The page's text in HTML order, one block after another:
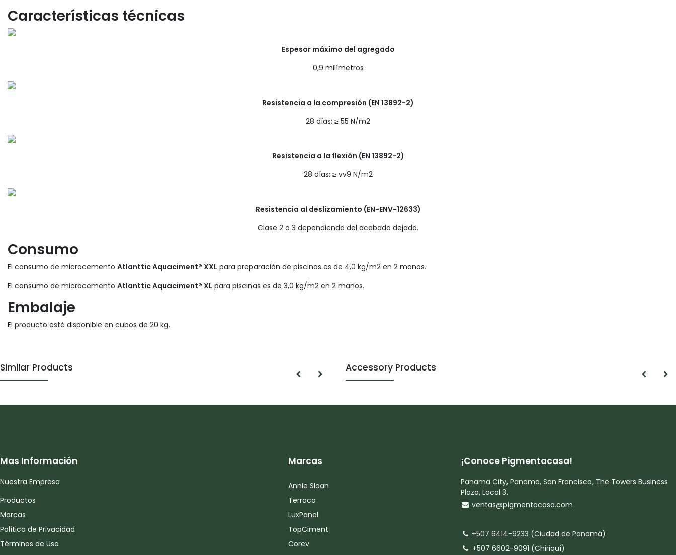
Características técnicas
Espesor máximo del agregado
0,9 milímetros
Resistencia a la compresión (EN 13892-2)
28 días: ≥ 55 N/m2
Resistencia a la flexión (EN 13892-2)
28 días: ≥ vv9 N/m2
Resistencia al deslizamiento (EN-ENV-12633)
Clase 2 o 3 dependiendo del acabado dejado.
Consumo
El consumo de microcemento Atlanttic Aquaciment® XXL para preparación de piscinas es de 4,0 kg/m2 en 2 manos.
El consumo de microcemento Atlanttic Aquaciment® XL para piscinas es de 3,0 kg/m2 en 2 manos.
Embalaje
El producto está disponible en cubos de 20 kg.
Similar Products Accessory Products
Mas Información
Nuestra Empresa
Productos
Marcas
Política de Privacidad
Términos de Uso
Marcas
Annie Sloan
Terraco
LuxPanel
TopCiment
Corev
¡Conoce Pigmentacasa!
Panama City, Panama, San Francisco, The Towers Business
Plaza, Local 3.
ventas@pigmentacasa.com
+507 6414-9233 (Ciudad de Panamá)
+507 6602-9091 (Chiriquí)